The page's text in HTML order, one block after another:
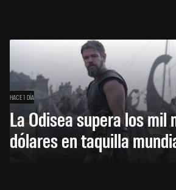
HACE 1 DÍA
La Odisea supera los mil
dólares en taquilla